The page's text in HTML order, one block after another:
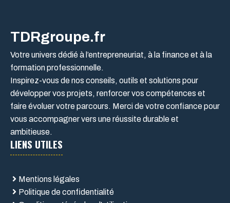
TDRgroupe.fr
Votre univers dédié à l’entrepreneuriat, à la finance et à la
formation professionnelle.
Inspirez-vous de nos conseils, outils et solutions pour
développer vos projets, renforcer vos compétences et
faire évoluer votre parcours. Merci de votre confiance pour
vous accompagner vers une réussite durable et
ambitieuse.
LIENS UTILES
Mentions légales
Politique de confidentialité